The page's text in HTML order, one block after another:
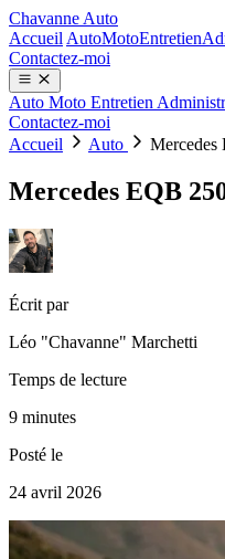
Chavanne Auto
Accueil AutoMotoEntretien
Contactez-moi
Auto Moto Entretien
Contactez-moi
Accueil
Auto Mercedes
Mercedes EQB
Écrit par
Léo "Chavanne" Marchetti
Temps de lecture
9 minutes
Posté le
24 avril 2026